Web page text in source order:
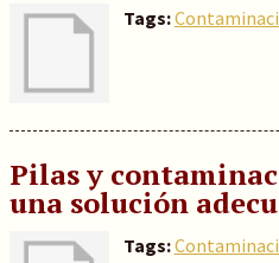
Tags:
Pilas y
una solución
Tags: